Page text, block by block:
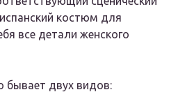
костюм для
все детали женского
двух видов: